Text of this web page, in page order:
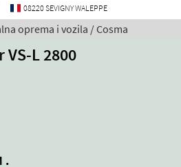
08220 SEVIGNY WALEPPE
oprema i vozila / Cosma
VS-L 2800
.